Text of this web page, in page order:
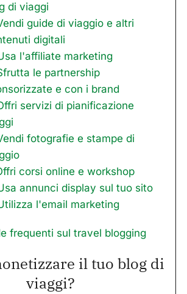
di viaggi
guide di viaggio e altri
digitali
l'affiliate marketing
le partnership
e con i brand
servizi di pianificazione
fotografie e stampe di
corsi online e workshop
annunci display sul tuo sito
l'email marketing
frequenti sul travel blogging
il tuo blog di
viaggi?